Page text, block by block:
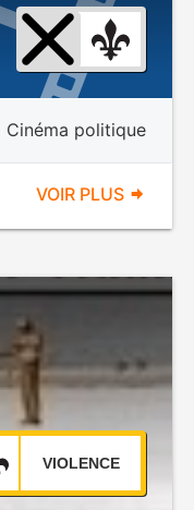
Cinéma politique
VOIR PLUS
VIOLENCE